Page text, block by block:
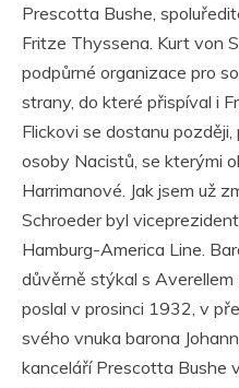
Prescotta Bushe,
Fritze Thyssena. Kurt von
podpůrné organizace pro
strany, do které přispíval i
Flickovi se dostanu
osoby Nacistů, se kterými
Harrimanové. Jak jsem už
Schroeder byl
Hamburg-America Line.
důvěrně stýkal s Averellem
poslal v prosinci 1932, v
svého vnuka barona
kanceláří Prescotta Bushe